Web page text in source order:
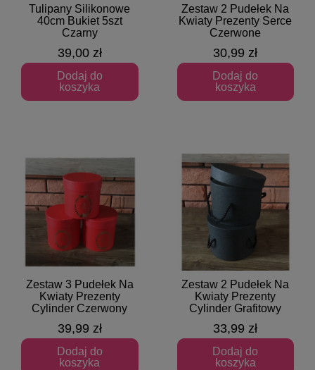
Szybki podgląd
Tulipany Silikonowe
40cm Bukiet 5szt
Czarny
39,00 zł
Dodaj do
koszyka
Szybki podgląd
Zestaw 2 Pudełek Na
Kwiaty Prezenty Serce
Czerwone
30,99 zł
Dodaj do
koszyka
Szybki podgląd
Zestaw 3 Pudełek Na
Kwiaty Prezenty
Cylinder Czerwony
39,99 zł
Dodaj do
koszyka
Szybki podgląd
Zestaw 2 Pudełek Na
Kwiaty Prezenty
Cylinder Grafitowy
33,99 zł
Dodaj do
koszyka